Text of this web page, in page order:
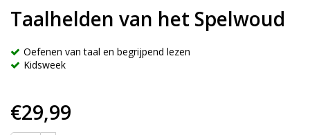
Taalhelden van het Spelwoud
Oefenen van taal en begrijpend lezen
Kidsweek
€29,99